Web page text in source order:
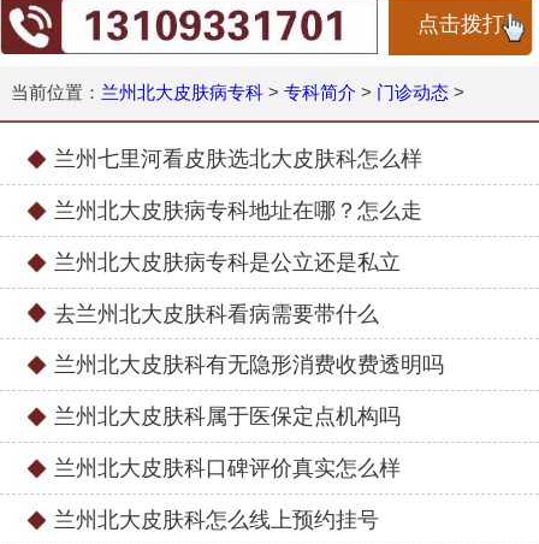
点击拨打
当前位置： 兰州北大皮肤病专科> 专科简介 > 门诊动态>
兰州七里河看皮肤选北大皮肤科怎么样
兰州北大皮肤病专科地址在哪？怎么走
兰州北大皮肤病专科是公立还是私立
去兰州北大皮肤科看病需要带什么
兰州北大皮肤科有无隐形消费收费透明吗
兰州北大皮肤科属于医保定点机构吗
兰州北大皮肤科口碑评价真实怎么样
兰州北大皮肤科怎么线上预约挂号